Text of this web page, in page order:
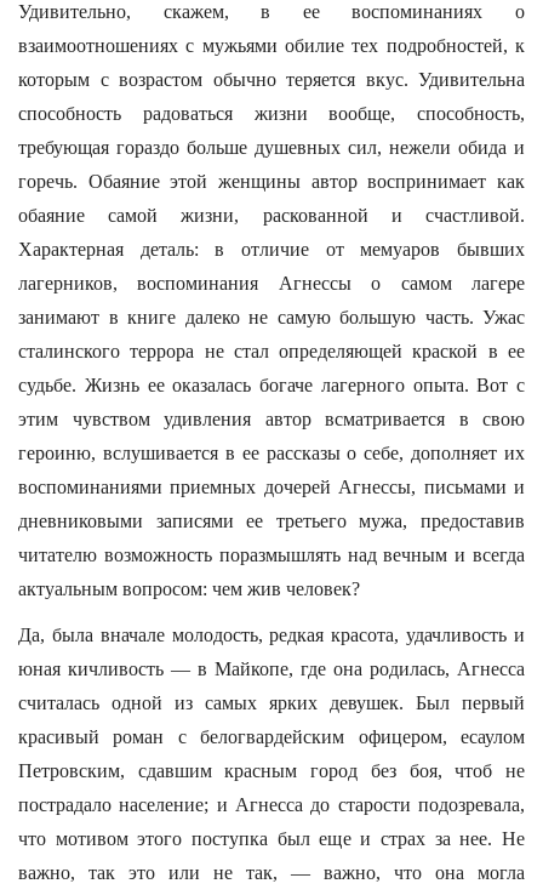
Удивительно, скажем, в ее воспоминаниях о
взаимоотношениях с мужьями обилие тех подробностей, к
которым с возрастом обычно теряется вкус. Удивительна
способность радоваться жизни вообще, способность,
требующая гораздо больше душевных сил, нежели обида и
горечь. Обаяние этой женщины автор воспринимает как
обаяние самой жизни, раскованной и счастливой.
Характерная деталь: в отличие от мемуаров бывших
лагерников, воспоминания Агнессы о самом лагере
занимают в книге далеко не самую большую часть. Ужас
сталинского террора не стал определяющей краской в ее
судьбе. Жизнь ее оказалась богаче лагерного опыта. Вот с
этим чувством удивления автор всматривается в свою
героиню, вслушивается в ее рассказы о себе, дополняет их
воспоминаниями приемных дочерей Агнессы, письмами и
дневниковыми записями ее третьего мужа, предоставив
читателю возможность поразмышлять над вечным и всегда
актуальным вопросом: чем жив человек?
Да, была вначале молодость, редкая красота, удачливость и
юная кичливость — в Майкопе, где она родилась, Агнесса
считалась одной из самых ярких девушек. Был первый
красивый роман с белогвардейским офицером, есаулом
Петровским, сдавшим красным город без боя, чтоб не
пострадало население; и Агнесса до старости подозревала,
что мотивом этого поступка был еще и страх за нее. Не
важно, так это или не так, — важно, что она могла